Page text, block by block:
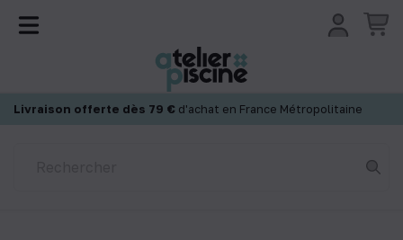
Livraison offerte dès 79 € d'achat en France Métropolitaine